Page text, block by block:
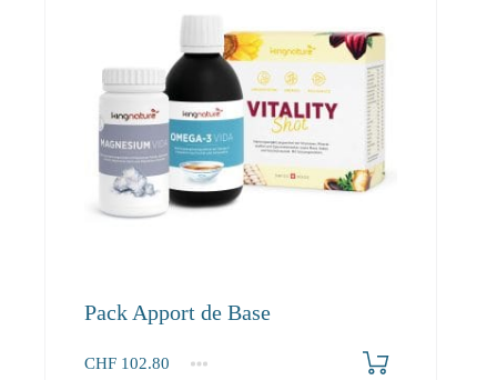
Pack Apport de Base
CHF 102.80
1+